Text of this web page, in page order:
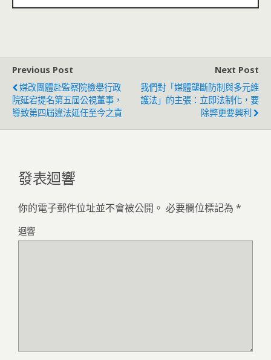
Previous Post
媒改團體赴監察院檢舉行政
院延宕提名第五屆公視董事，
導致第四屆違法延任至今之責
Next Post
我們對「媒體壟斷防制與多元維
護法」的主張：立即法制化，要
除弊更要興利
發表迴響
你的電子郵件位址並不會被公開。 必要欄位標記為 *
迴響